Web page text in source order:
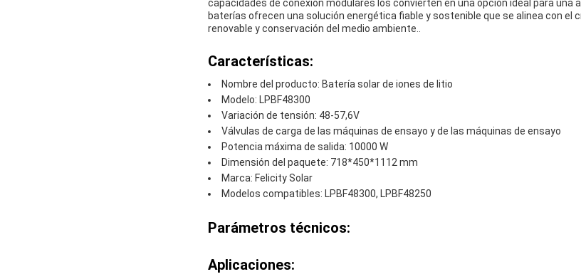
capacidades de conexión modulares los convierten en una opción ideal para una
baterías ofrecen una solución energética fiable y sostenible que se alinea con el
renovable y conservación del medio ambiente..
Características:
Nombre del producto: Batería solar de iones de litio
Modelo: LPBF48300
Variación de tensión: 48-57,6V
Válvulas de carga de las máquinas de ensayo y de las máquinas de ensayo
Potencia máxima de salida: 10000 W
Dimensión del paquete: 718*450*1112 mm
Marca: Felicity Solar
Modelos compatibles: LPBF48300, LPBF48250
Parámetros técnicos:
Aplicaciones: